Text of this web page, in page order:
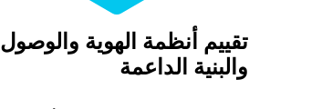
تقييم أنظمة الهوية والوصول
والبنية الداعمة